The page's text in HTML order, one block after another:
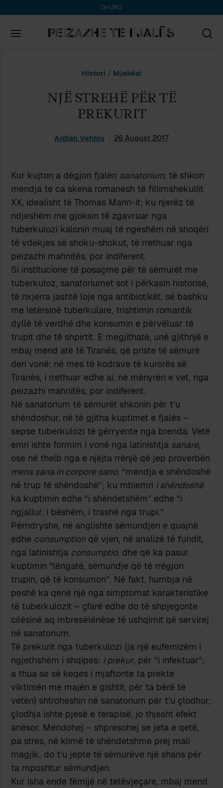
DHURO
Histori / Mjekësi
NJË STREHË PËR TË
PREKURIT
Ardian Vehbiu 26 August 2017
Kur kujton a dëgjon fjalën sanatorium, të shkon
mendja te ca skena romanesh të fillimshekullit
XX, idealisht të Thomas Mann-it; ku njerëz të
ndjeshëm me gjoksin të zgavruar nga
tuberkulozi kalonin muaj të ngeshëm në shoqëri
të vdekjes së shoku-shokut, të rrethuar nga
peizazhi mahnitës, por indiferent.
Si institucione të posaçme për të sëmurët me
tuberkuloz, sanatoriumet sot i përkasin historisë,
të nxjerra jashtë loje nga antibiotikët, së bashku
me letërsinë tuberkulare, trishtimin romantik
dyllë të verdhë dhe konsumin e përvëluar të
trupit dhe të shpirtit. E megjithatë, unë gjithnjë e
mbaj mend atë të Tiranës, që priste të sëmurë
deri vonë; në mes të kodrave të kurorës së
Tiranës, i rrethuar edhe ai, në mënyrën e vet, nga
peizazhi mahnitës, por indiferent.
Në sanatorium të sëmurët shkonin për t’u
shëndoshur, në të gjitha kuptimet e fjalës –
sepse tuberkulozi të gërryente nga brenda. Vetë
emri ishte formim i vonë nga latinishtja sanare,
ose në thelb nga e njëjta rrënjë që jep proverbën
mens sana in corpore sano, “mendja e shëndoshë
në trup të shëndoshë”; ku mbiemri i shëndoshë
ka kuptimin edhe “i shëndetshëm” edhe “i
ngjallur, i bëshëm, i trashë nga trupi.”
Përndryshe, në anglishte sëmundjen e quajnë
edhe consumption që vjen, në analizë të fundit,
nga latinishtja consumptio, dhe që ka pasur
kuptimin “lëngatë, sëmundje që të rrëgjon
trupin, që të konsumon”. Në fakt, humbja në
peshë ka qenë një nga simptomat karakteristike
të tuberkulozit – çfarë edhe do të shpjegonte
cilësinë aq mbresëlënëse të ushqimit që servirej
në sanatorium.
Të prekurit nga tuberkulozi (ja një eufemizëm i
ngjethshëm i shqipes: i prekur, për “i infektuar”;
a thua se së keqes i mjaftonte ta prekte
viktimën me majën e gishtit, për ta bërë të
vetën) shtroheshin në sanatorium për t’u çlodhur;
çlodhja ishte pjesë e terapisë, jo thjesht efekt
anësor. Mendohej – shpresohej se jeta e qetë,
pa stres, në klimë të shëndetshme prej mali
magjik, do t’u jepte të sëmurëve një shans për
ta mposhtur sëmundjen.
Kur isha ende fëmijë në tetëvjeçare, mbaj mend